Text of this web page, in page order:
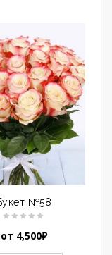
№58
от 4,500₽